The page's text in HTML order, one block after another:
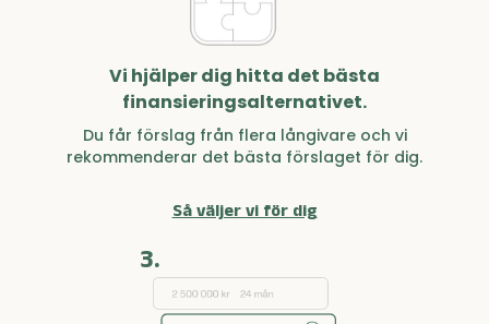
Vi hjälper dig hitta det bästa
finansieringsalternativet.
Du får förslag från flera långivare och vi
rekommenderar det bästa förslaget för dig.
Så väljer vi för dig
3.